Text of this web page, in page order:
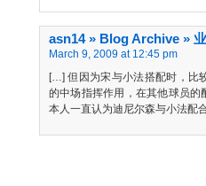
asn14 » Blog Archive »
March 9, 2009 at 12:45 pm
[…] 但因为宋与小法搭配时，比
的中场指挥作用，在其他球员
本人一直认为迪尼尔森与小法配